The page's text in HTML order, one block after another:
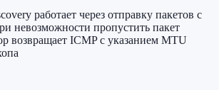
работает через отправку пакетов с
невозможности пропустить пакет
возвращает ICMP с указанием MTU